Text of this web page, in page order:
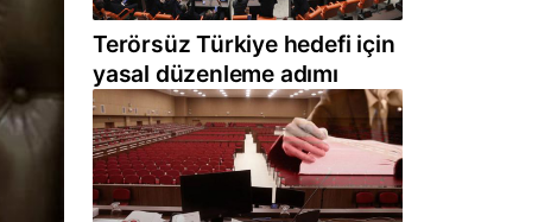
Terörsüz Türkiye hedefi için
yasal düzenleme adımı